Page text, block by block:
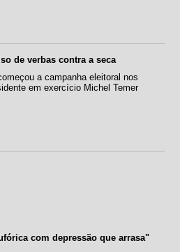
de verbas contra a seca
a campanha eleitoral nos
em exercício Michel Temer
com depressão que arrasa"